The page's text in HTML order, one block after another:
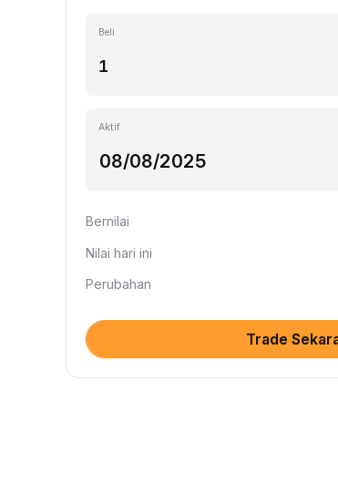
Beli
Aktif
Bernilai
Nilai hari ini
Perubahan
Trade